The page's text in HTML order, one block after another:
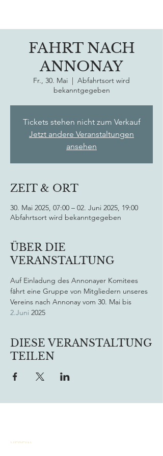
FAHRT NACH
ANNONAY
Fr., 30. Mai
  |
Abfahrtsort wird
bekanntgegeben
Tickets stehen nicht zum Verkauf
Jetzt andere Veranstaltungen
ansehen
ZEIT & ORT
30. Mai 2025, 07:00 – 02. Juni 2025, 19:00
Abfahrtsort wird bekanntgegeben
ÜBER DIE
VERANSTALTUNG
Auf Einladung des Annonayer Komitees
fährt eine Gruppe von Mitgliedern unseres
Vereins nach Annonay vom 30. Mai bis
2.Juni 2025
DIESE VERANSTALTUNG
TEILEN
VEREIN